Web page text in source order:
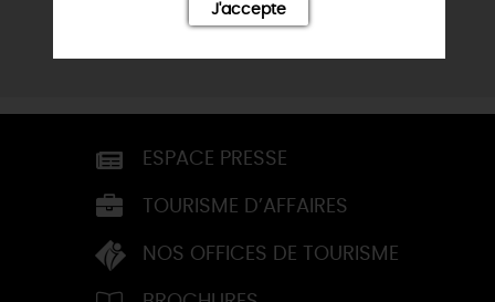
ESPACE PRESSE
TOURISME D’AFFAIRES
NOS OFFICES DE TOURISME
J'accepte